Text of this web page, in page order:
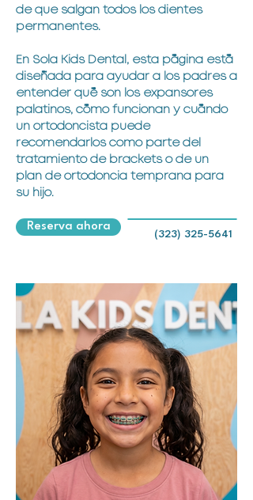
de que salgan todos los dientes
permanentes.
En Sola Kids Dental, esta página está
diseñada para ayudar a los padres a
entender qué son los expansores
palatinos, cómo funcionan y cuándo
un ortodoncista puede
recomendarlos como parte del
tratamiento de brackets o de un
plan de ortodoncia temprana para
su hijo.
Reserva ahora
(323) 325-5641